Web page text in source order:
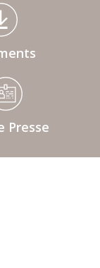
Presse